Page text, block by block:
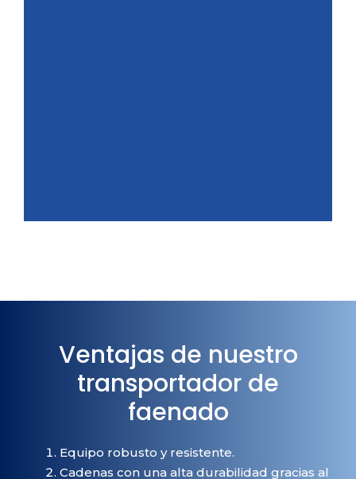
Ventajas de nuestro
transportador de
faenado
Equipo robusto y resistente.
Cadenas con una alta durabilidad gracias al